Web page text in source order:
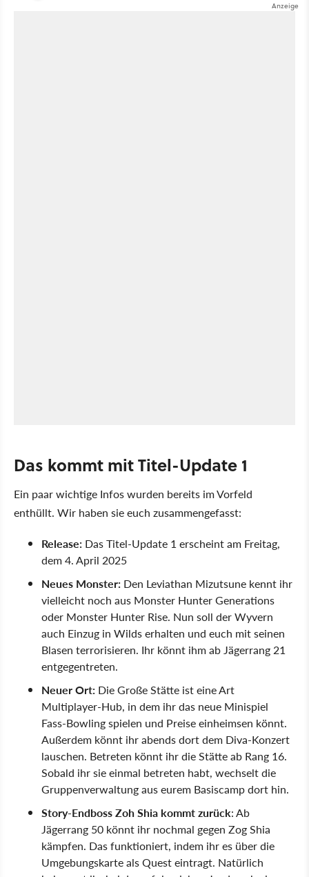
Das kommt mit Titel-Update 1
Ein paar wichtige Infos wurden bereits im Vorfeld
enthüllt. Wir haben sie euch zusammengefasst:
Release: Das Titel-Update 1 erscheint am Freitag,
dem 4. April 2025
Neues Monster: Den Leviathan Mizutsune kennt ihr
vielleicht noch aus Monster Hunter Generations
oder Monster Hunter Rise. Nun soll der Wyvern
auch Einzug in Wilds erhalten und euch mit seinen
Blasen terrorisieren. Ihr könnt ihm ab Jägerrang 21
entgegentreten.
Neuer Ort: Die Große Stätte ist eine Art
Multiplayer-Hub, in dem ihr das neue Minispiel
Fass-Bowling spielen und Preise einheimsen könnt.
Außerdem könnt ihr abends dort dem Diva-Konzert
lauschen. Betreten könnt ihr die Stätte ab Rang 16.
Sobald ihr sie einmal betreten habt, wechselt die
Gruppenverwaltung aus eurem Basiscamp dort hin.
Story-Endboss Zoh Shia kommt zurück: Ab
Jägerrang 50 könnt ihr nochmal gegen Zog Shia
kämpfen. Das funktioniert, indem ihr es über die
Umgebungskarte als Quest eintragt. Natürlich